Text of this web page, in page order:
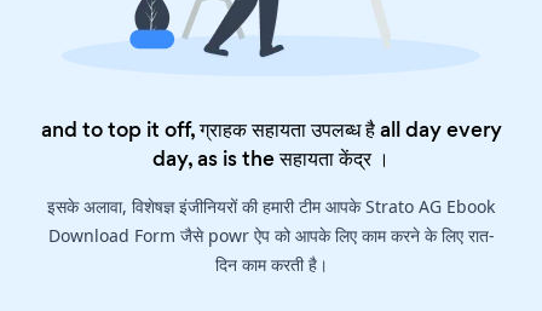
and to top it off, ग्राहक सहायता उपलब्ध है all day every
day, as is theसहायता केंद्र।
इसके अलावा, विशेषज्ञ इंजीनियरों की हमारी टीम आपके Strato AG Ebook
Download Form जैसे powr ऐप को आपके लिए काम करने के लिए रात-
दिन काम करती है।